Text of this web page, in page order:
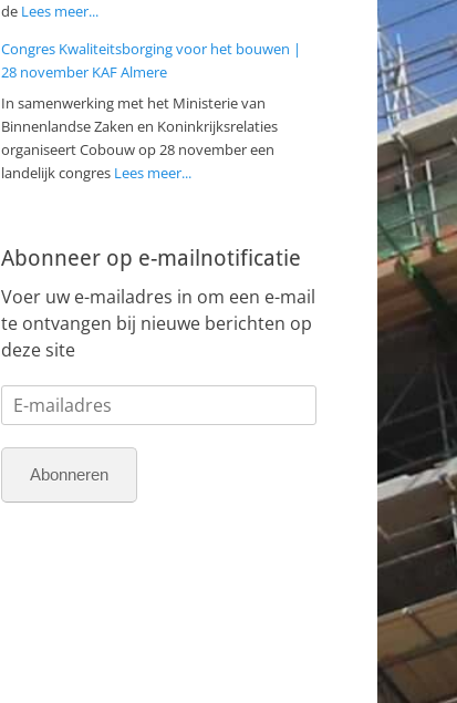
de Lees meer...
Congres Kwaliteitsborging voor het bouwen |
28 november KAF Almere
In samenwerking met het Ministerie van
Binnenlandse Zaken en Koninkrijksrelaties
organiseert Cobouw op 28 november een
landelijk congres Lees meer...
Abonneer op e-mailnotificatie
Voer uw e-mailadres in om een e-mail
te ontvangen bij nieuwe berichten op
deze site
E-
mailadres
Abonneren